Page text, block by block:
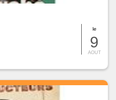
le
9
AOUT